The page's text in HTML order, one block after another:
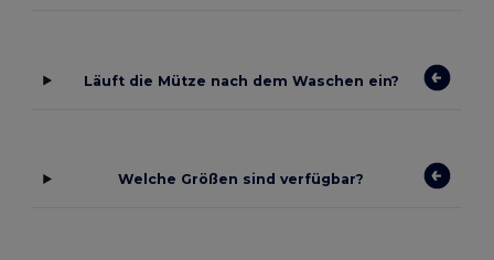
Läuft die Mütze nach dem Waschen ein?
Welche Größen sind verfügbar?